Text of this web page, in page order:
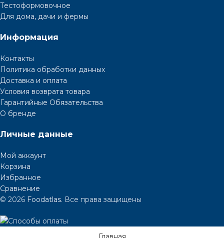
Тестоформовочное
Для дома, дачи и фермы
Информация
Контакты
Политика обработки данных
Доставка и оплата
Условия возврата товара
Гарантийные Обязательства
О бренде
Личные данные
Мой аккаунт
Корзина
Избранное
Сравнение
© 2026 Foodatlas. Все права защищены